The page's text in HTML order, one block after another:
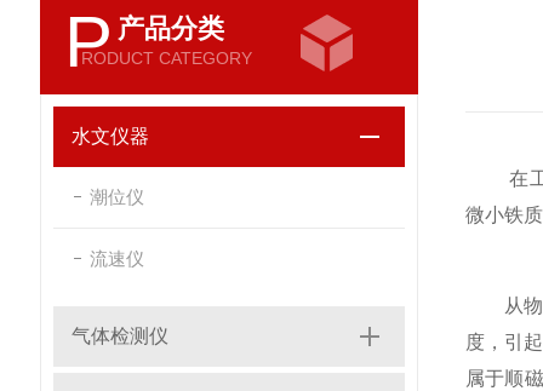
P 产品分类
RODUCT CATEGORY
水文仪器
潮位仪
流速仪
气体检测仪
在工
微小铁
从物理
度，引
属于顺